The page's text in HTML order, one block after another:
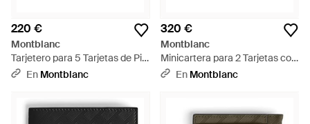
220 €
Montblanc
Tarjetero para 5 Tarjetas de Piel
Extreme - Gris
En Montblanc
320 €
Montblanc
Minicartera para 2 Tarjetas con
Cremallera de Piel Sartorial -
En Montblanc